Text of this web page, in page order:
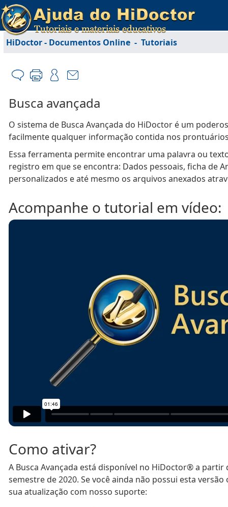
HiDoctor - Documentos Online - Tutoriais
Busca avançada
O sistema de Busca Avançada do HiDoctor é um
facilmente qualquer informação contida nos
Essa ferramenta permite encontrar uma palavra ou
registro em que se encontra: Dados pessoais, ficha de
personalizados e até mesmo os arquivos anexados
Acompanhe o tutorial em vídeo:
Como ativar?
A Busca Avançada está disponível no HiDoctor® a partir
semestre de 2020. Se você ainda não possui esta
sua atualização com nosso suporte: